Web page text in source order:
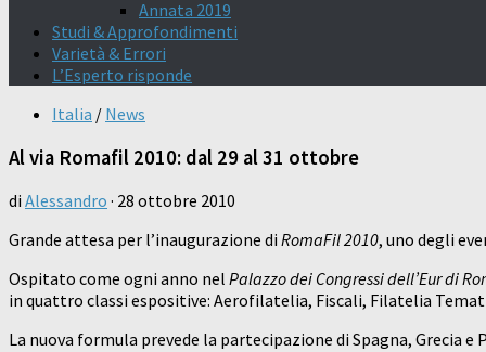
Annata 2019
Studi & Approfondimenti
Varietà & Errori
L’Esperto risponde
Italia / News
Al via Romafil 2010: dal 29 al 31 ottobre
di Alessandro · 28 ottobre 2010
Grande attesa per l’inaugurazione di RomaFil 2010, uno degli
Ospitato come ogni anno nel Palazzo dei Congressi dell’Eur di
in quattro classi espositive: Aerofilatelia, Fiscali, Filatelia
La nuova formula prevede la partecipazione di Spagna, Grecia